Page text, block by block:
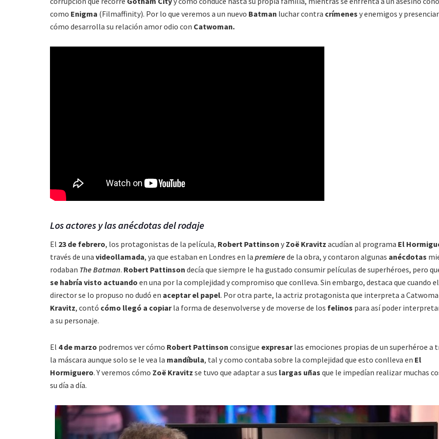
como Enigma (Filmaffinity). Por lo que veremos a un nuevo Batman luchar contra crímenes y enemigos y
cómo desarrolla su relación amor odio con Catwoman.
Los actores y las anécdotas del rodaje
El 23 de febrero, los protagonistas de la película, Robert Pattinson y Zoë Kravitz acudían al programa El
través de una videollamada, ya que estaban en Londres en la premierede la obra, y contaron algunas anécdotas
rodaban The Batman. Robert Pattinson decía que siempre le ha gustado consumir películas de superhéroes, pero
se habría visto actuando en una por la complejidad y compromiso que conlleva. Sin embargo, destaca que cuando el
director se lo propuso no dudó en aceptar el papel. Por otra parte, la actriz protagonista que interpreta a
Kravitz, contó cómo llegó a copiarla forma de desenvolverse y de moverse de los felinos para así poder
a su personaje.
El 4 de marzo podremos ver cómo Robert Pattinson consigue expresarlas emociones propias de un superhéroe a
la máscara aunque solo se le vea la mandíbula, tal y como contaba sobre la complejidad que esto conlleva en El
Hormiguero. Y veremos cómo Zoë Kravitz se tuvo que adaptar a sus largas uñas que le impedían realizar muchas
su día a día.